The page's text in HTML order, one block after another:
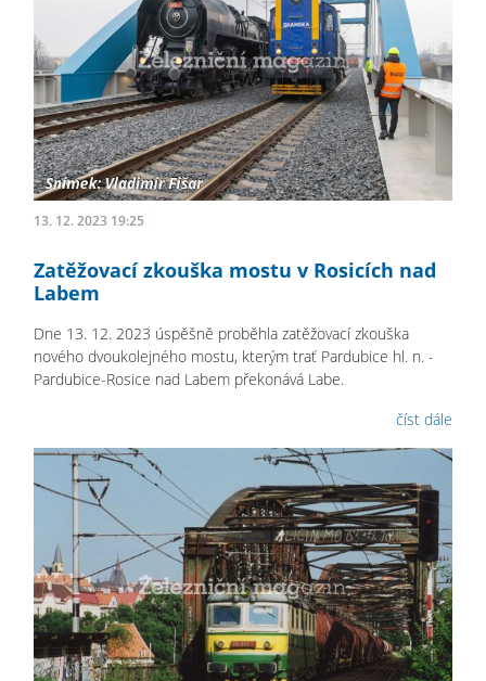
13. 12. 2023 19:25
Zatěžovací zkouška mostu v Rosicích nad
Labem
Dne 13. 12. 2023 úspěšně proběhla zatěžovací zkouška
nového dvoukolejného mostu, kterým trať Pardubice hl. n. -
Pardubice-Rosice nad Labem překonává Labe.
číst dále